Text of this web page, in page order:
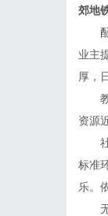
郊地
业主
厚，
资源
标准
乐。